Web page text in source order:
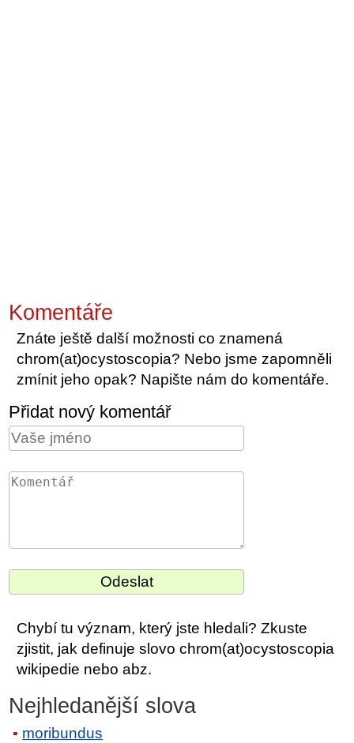
Komentáře
Znáte ještě další možnosti co znamená
chrom(at)ocystoscopia? Nebo jsme zapomněli
zmínit jeho opak? Napište nám do komentáře.
Přidat nový komentář
Chybí tu význam, který jste hledali? Zkuste
zjistit, jak definuje slovo chrom(at)ocystoscopia
wikipedie nebo abz.
Nejhledanější slova
moribundus